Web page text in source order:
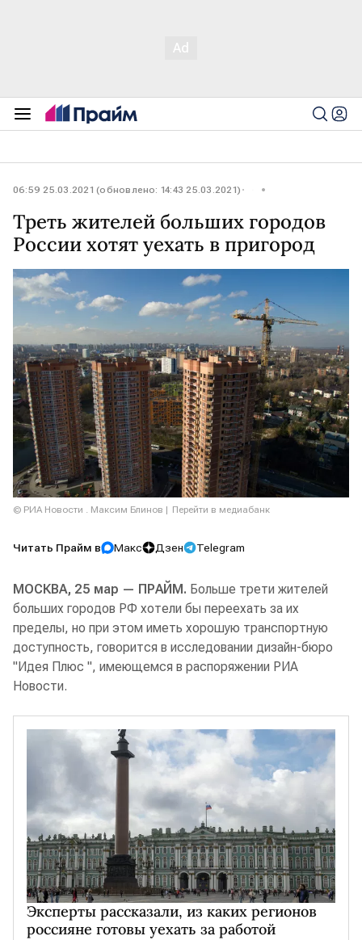
06:59 25.03.2021 (обновлено: 14:43 25.03.2021)
Треть жителей больших городов
России хотят уехать в пригород
© РИА Новости . Максим Блинов Перейти в медиабанк
Читать Прайм в Макс Дзен Telegram
МОСКВА, 25 мар — ПРАЙМ. Больше трети жителей
больших городов РФ хотели бы переехать за их
пределы, но при этом иметь хорошую транспортную
доступность, говорится в исследовании дизайн-бюро
"Идея Плюс ", имеющемся в распоряжении РИА
Новости.
Эксперты рассказали, из каких регионов
россияне готовы уехать за работой